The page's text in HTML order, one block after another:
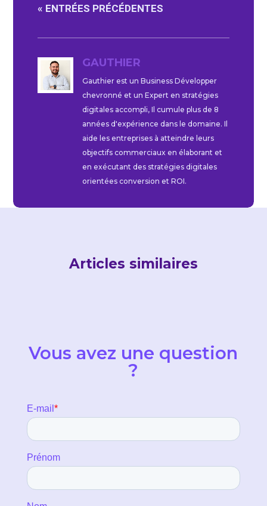
« ENTRÉES PRÉCÉDENTES
GAUTHIER
Gauthier est un Business Développer
chevronné et un Expert en stratégies
digitales accompli, Il cumule plus de 8
années d'expérience dans le domaine. Il
aide les entreprises à atteindre leurs
objectifs commerciaux en élaborant et
en exécutant des stratégies digitales
orientées conversion et ROI.
Articles similaires
Vous avez une question
?